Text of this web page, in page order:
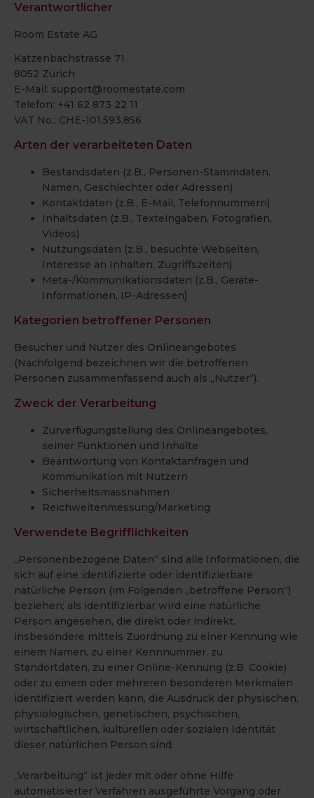
Verantwortlicher
Room Estate AG
Katzenbachstrasse 71
8052 Zürich
E-Mail: support@roomestate.com
Telefon: +41 62 873 22 11
VAT No.: CHE-101.593.856
Arten der verarbeiteten Daten
Bestandsdaten (z.B., Personen-Stammdaten,
Namen, Geschlechter oder Adressen)
Kontaktdaten (z.B., E-Mail, Telefonnummern)
Inhaltsdaten (z.B., Texteingaben, Fotografien,
Videos)
Nutzungsdaten (z.B., besuchte Webseiten,
Interesse an Inhalten, Zugriffszeiten)
Meta-/Kommunikationsdaten (z.B., Geräte-
Informationen, IP-Adressen)
Kategorien betroffener Personen
Besucher und Nutzer des Onlineangebotes
(Nachfolgend bezeichnen wir die betroffenen
Personen zusammenfassend auch als „Nutzer“).
Zweck der Verarbeitung
Zurverfügungstellung des Onlineangebotes,
seiner Funktionen und Inhalte
Beantwortung von Kontaktanfragen und
Kommunikation mit Nutzern
Sicherheitsmassnahmen
Reichweitenmessung/Marketing
Verwendete Begrifflichkeiten
„Personenbezogene Daten“ sind alle Informationen, die
sich auf eine identifizierte oder identifizierbare
natürliche Person (im Folgenden „betroffene Person“)
beziehen; als identifizierbar wird eine natürliche
Person angesehen, die direkt oder indirekt,
insbesondere mittels Zuordnung zu einer Kennung wie
einem Namen, zu einer Kennnummer, zu
Standortdaten, zu einer Online-Kennung (z.B. Cookie)
oder zu einem oder mehreren besonderen Merkmalen
identifiziert werden kann, die Ausdruck der physischen,
physiologischen, genetischen, psychischen,
wirtschaftlichen, kulturellen oder sozialen Identität
dieser natürlichen Person sind.
„Verarbeitung“ ist jeder mit oder ohne Hilfe
automatisierter Verfahren ausgeführte Vorgang oder